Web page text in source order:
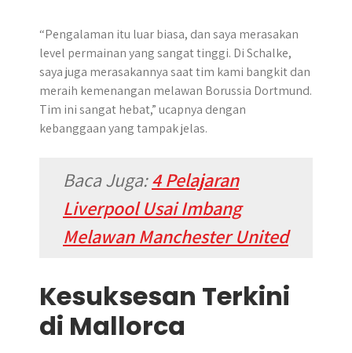
“Pengalaman itu luar biasa, dan saya merasakan
level permainan yang sangat tinggi. Di Schalke,
saya juga merasakannya saat tim kami bangkit dan
meraih kemenangan melawan Borussia Dortmund.
Tim ini sangat hebat,” ucapnya dengan
kebanggaan yang tampak jelas.
Baca Juga:4 Pelajaran
Liverpool Usai Imbang
Melawan Manchester United
Kesuksesan Terkini
di Mallorca